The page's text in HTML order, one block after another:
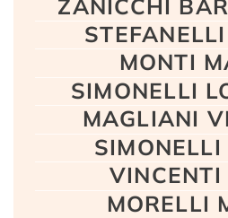
ZANICCHI
MONTI
SIMONELLI
MAGLIANI
SIMONELLI
VINCENTI
MORELLI